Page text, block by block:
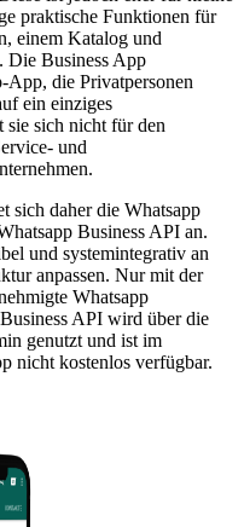
praktische Funktionen für
einem Katalog und
Die Business App
die Privatpersonen
ein einziges
sie sich nicht für den
und
sich daher die Whatsapp
Business API an.
und systemintegrativ an
anpassen. Nur mit der
Whatsapp
API wird über die
genutzt und ist im
nicht kostenlos verfügbar.